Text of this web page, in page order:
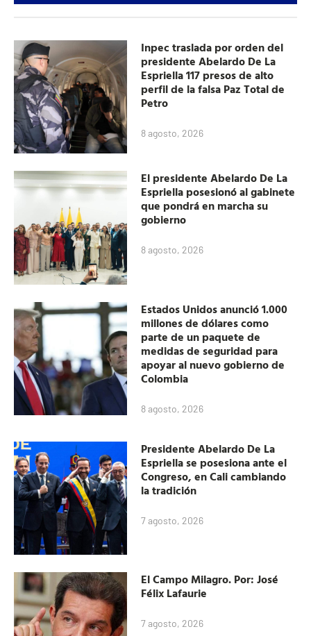
Inpec traslada por orden del
presidente Abelardo De La
Espriella 117 presos de alto
perfil de la falsa Paz Total de
Petro
8 agosto, 2026
El presidente Abelardo De La
Espriella posesionó al gabinete
que pondrá en marcha su
gobierno
8 agosto, 2026
Estados Unidos anunció 1.000
millones de dólares como
parte de un paquete de
medidas de seguridad para
apoyar al nuevo gobierno de
Colombia
8 agosto, 2026
Presidente Abelardo De La
Espriella se posesiona ante el
Congreso, en Cali cambiando
la tradición
7 agosto, 2026
El Campo Milagro. Por: José
Félix Lafaurie
7 agosto, 2026